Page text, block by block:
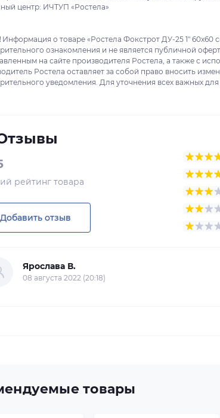
центр: ИЧТУП «Ростела»
Информация о товаре «Ростела Фокстрот ДУ-25 1" 60x60
ознакомления и не является публичной
на сайте производителя Ростела, а также с
Ростела оставляет за собой право вносить
уведомления. Для уточнения всех важных
рейтинг товара
отзыв
Ярослава В.
08 августа 2022 (20:18)
товары